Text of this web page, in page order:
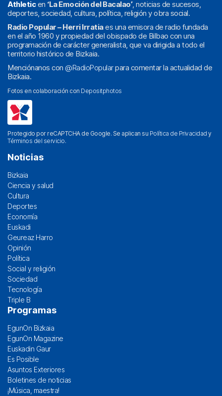
Athleticen ‘La Emoción del Bacalao’, noticias de sucesos,
deportes, sociedad, cultura, política, religión y obra social.
Radio Popular – Herri Irratiaes una emisora de radio fundada
en el año 1960 y propiedad del obispado de Bilbao con una
programación de carácter generalista, que va dirigida a todo el
territorio histórico de Bizkaia.
Menciónanos con @RadioPopularpara comentar la actualidad de
Bizkaia.
Fotos en colaboración con Depositphotos
Protegido por reCAPTCHA de Google. Se aplican su Política de Privacidad y
Términos del servicio.
Noticias
Bizkaia
Ciencia y salud
Cultura
Deportes
Economía
Euskadi
Geureaz Harro
Opinión
Política
Social y religión
Sociedad
Tecnología
Triple B
Programas
EgunOn Bizkaia
EgunOn Magazine
Euskadin Gaur
Es Posible
Asuntos Exteriores
Boletines de noticias
¡Música, maestra!